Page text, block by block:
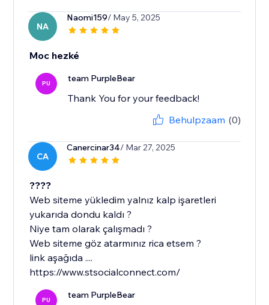
NA
Naomi159/ May 5, 2025
Moc hezké
PU team PurpleBear
Thank You for your feedback!
Behulpzaam (0)
CA
Canercinar34/ Mar 27, 2025
????
Web siteme yükledim yalnız kalp işaretleri
yukarıda dondu kaldı ?
Niye tam olarak çalışmadı ?
Web siteme göz atarmınız rica etsem ?
link aşağıda ....
https://www.stsocialconnect.com/
PU team PurpleBear